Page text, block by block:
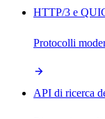
HTTP/3 e
Protocolli
API di ricerca